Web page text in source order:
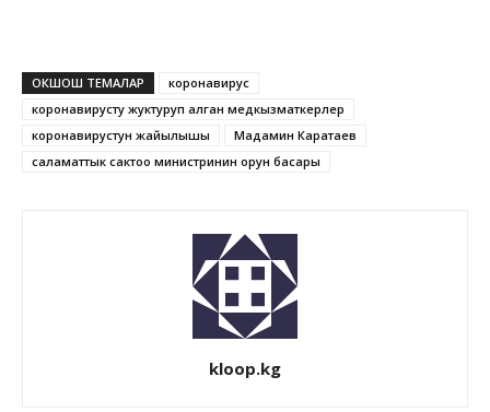
ОКШОШ ТЕМАЛАР
коронавирус
коронавирусту жуктуруп алган медкызматкерлер
коронавирустун жайылышы
Мадамин Каратаев
саламаттык сактоо министринин орун басары
kloop.kg